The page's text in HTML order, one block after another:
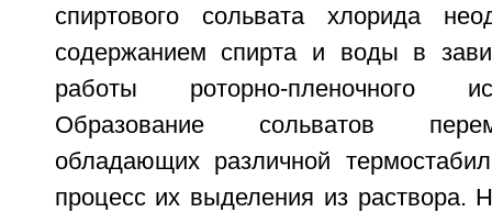
спиртового сольвата хлорида
содержанием спирта и воды в
работы роторно-пленочного
Образование сольватов
обладающих различной
процесс их выделения из раствора.